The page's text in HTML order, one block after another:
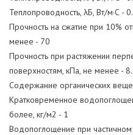
Теплопроводность, λБ, Вт/м·С -
Прочность на сжатие при 10%
менее - 70
Прочность при растяжении
поверхностям, кПа, не менее -
Содержание органических
Кратковременное
более, кг/м2 - 1
Водопоглощение при